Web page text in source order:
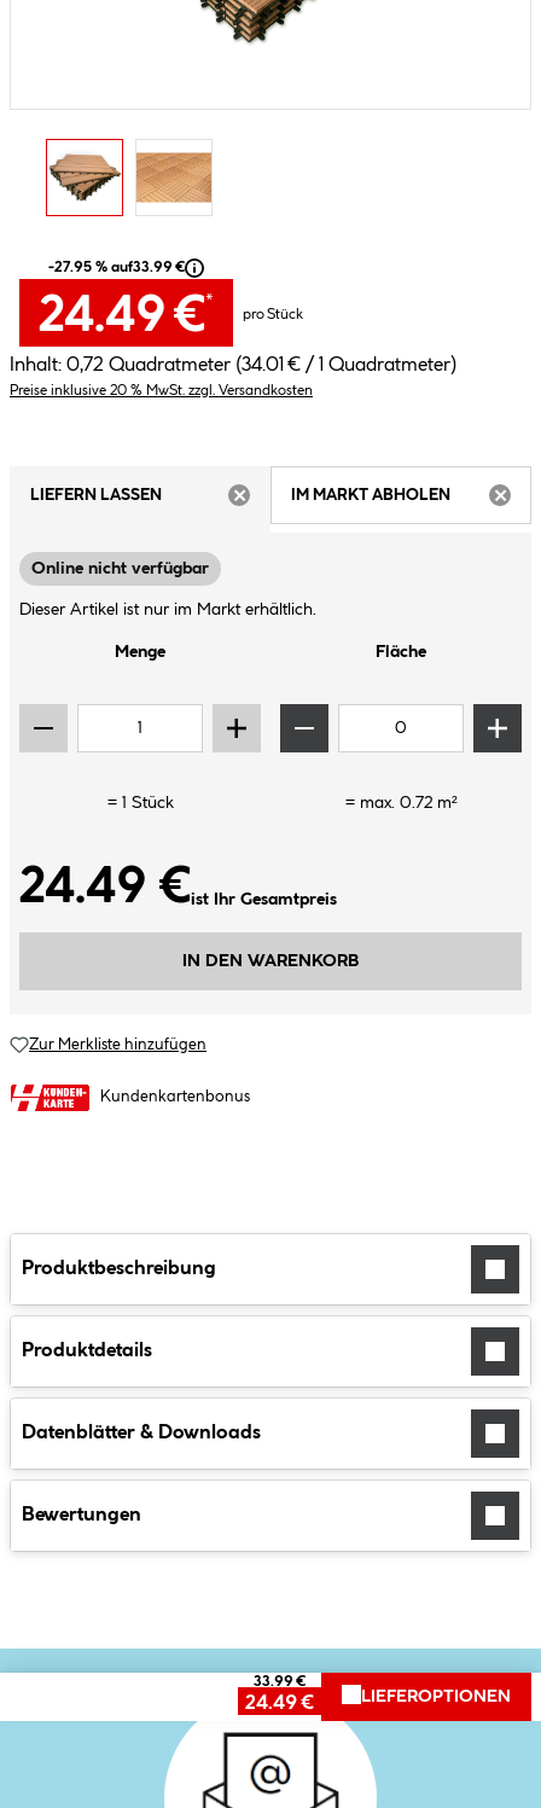
-27.95 % auf33.99 €
24.49 €*
pro Stück
Inhalt: 0,72 Quadratmeter (34.01 € / 1 Quadratmeter)
Preise inklusive 20 % MwSt. zzgl. Versandkosten
LIEFERN LASSEN
IM MARKT ABHOLEN
Online nicht verfügbar
Dieser Artikel ist nur im Markt erhältlich.
Menge Fläche
= 1 Stück = max. 0.72m²
24.49 €ist Ihr Gesamtpreis
IN DEN WARENKORB
Zur Merkliste hinzufügen
Kundenkartenbonus
Produktbeschreibung
Produktdetails
Datenblätter & Downloads
Bewertungen
33.99 €
24.49 € LIEFEROPTIONEN